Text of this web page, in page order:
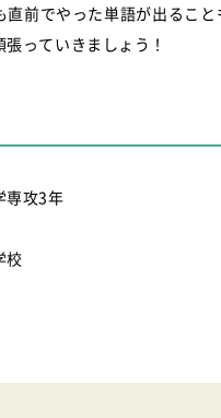
前でやった単語が出るこ
っていきましょう！
専攻3年
校